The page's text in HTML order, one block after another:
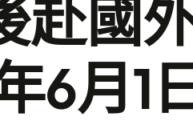
赴國
6月1